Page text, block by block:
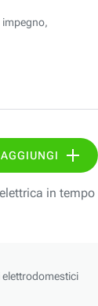
impegno,
AGGIUNGI
in tempo